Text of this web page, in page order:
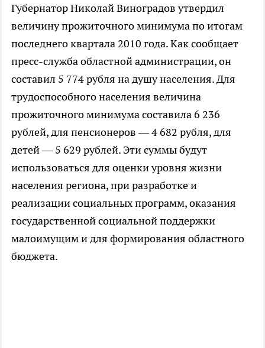
Губернатор Николай Виноградов утвердил
величину прожиточного минимума по итогам
последнего квартала 2010 года. Как сообщает
пресс-служба областной администрации, он
составил 5 774 рубля на душу населения. Для
трудоспособного населения величина
прожиточного минимума составила 6 236
рублей, для пенсионеров — 4 682 рубля, для
детей — 5 629 рублей. Эти суммы будут
использоваться для оценки уровня жизни
населения региона, при разработке и
реализации социальных программ, оказания
государственной социальной поддержки
малоимущим и для формирования областного
бюджета.